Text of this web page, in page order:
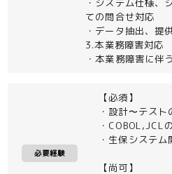
ての問合せ対応
・データ抽出、提
3.本業務障害対応
・本業務障害に伴
必要経験
【必須】
・設計〜テスト
・COBOL,JCL
・生保システ
【尚可】